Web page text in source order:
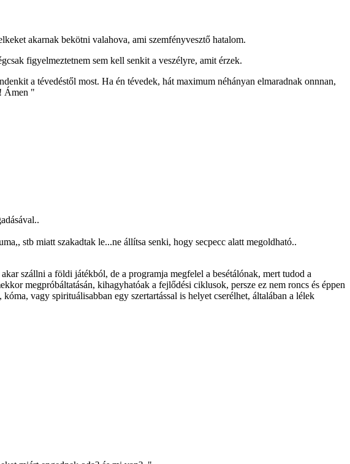
akarnak bekötni valahova, ami szemfényvesztő hatalom.
figyelmeztetnem sem kell senkit a veszélyre, amit érzek.
a tévedéstől most. Ha én tévedek, hát maximum néhányan elmaradnak onnnan,
Ámen "
stb miatt szakadtak le...ne állítsa senki, hogy secpecc alatt megoldható..
szállni a földi játékból, de a programja megfelel a besétálónak, mert tudod a
megpróbáltatásán, kihagyhatóak a fejlődési ciklusok, persze ez nem roncs és éppen
vagy spirituálisabban egy szertartással is helyet cserélhet, általában a lélek